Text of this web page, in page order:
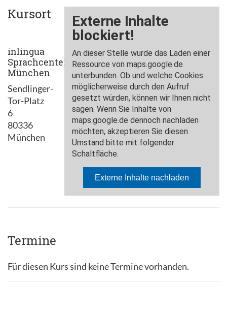
Kursort
inlingua
Sprachcenter
München
Sendlinger-
Tor-Platz
6
80336
München
Termine
Für diesen Kurs sind keine Termine vorhanden.